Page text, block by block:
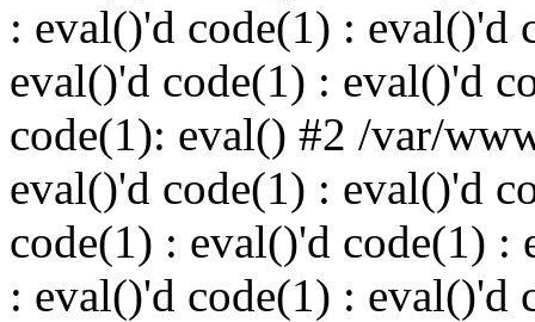
: eval()'d code(1) : eval()'d
eval()'d code(1) : eval()'d
code(1): eval() #2 /var/
eval()'d code(1) : eval()'d
code(1) : eval()'d code(1) :
: eval()'d code(1) : eval()'d